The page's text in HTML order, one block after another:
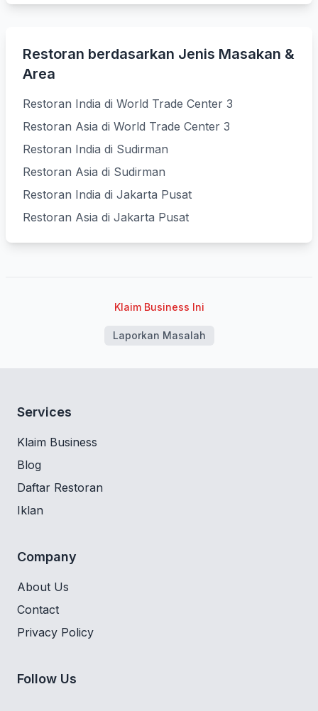
Restoran berdasarkan Jenis Masakan &
Area
Restoran India di World Trade Center 3
Restoran Asia di World Trade Center 3
Restoran India di Sudirman
Restoran Asia di Sudirman
Restoran India di Jakarta Pusat
Restoran Asia di Jakarta Pusat
Klaim Business Ini
Laporkan Masalah
Services
Klaim Business
Blog
Daftar Restoran
Iklan
Company
About Us
Contact
Privacy Policy
Follow Us